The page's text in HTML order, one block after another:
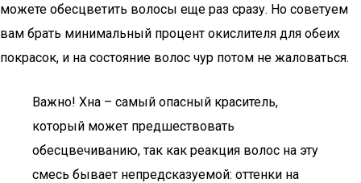
можете обесцветить волосы еще раз сразу. Но советуем
вам брать минимальный процент окислителя для обеих
покрасок, и на состояние волос чур потом не жаловаться.
Важно! Хна – самый опасный краситель,
который может предшествовать
обесцвечиванию, так как реакция волос на эту
смесь бывает непредсказуемой: оттенки на